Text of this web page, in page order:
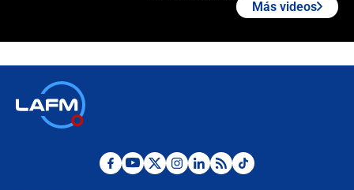
Posesión de Abelardo De La Espriella
Más videos